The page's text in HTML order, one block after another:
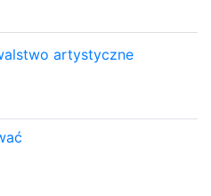
artystyczne